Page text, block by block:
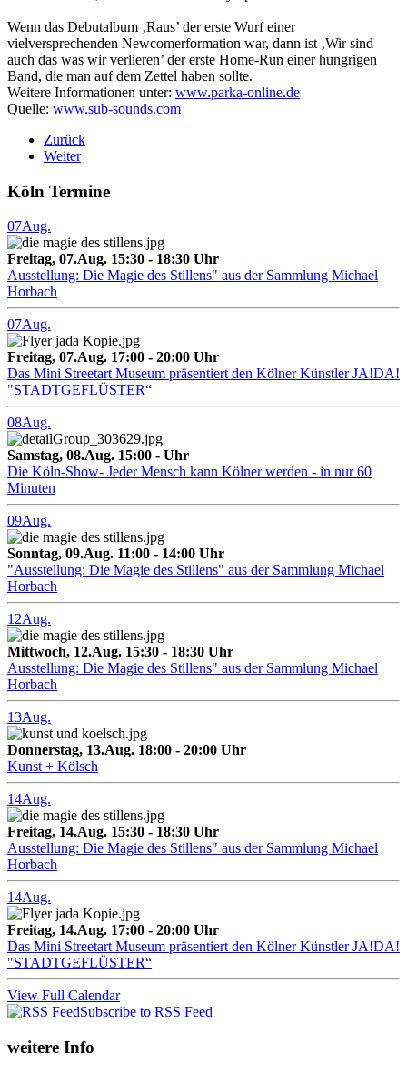
Wenn das Debutalbum ‚Raus’ der erste Wurf einer
vielversprechenden Newcomerformation war, dann ist ‚Wir sind
auch das was wir verlieren’ der erste Home-Run einer hungrigen
Band, die man auf dem Zettel haben sollte.
Weitere Informationen unter: www.parka-online.de
Quelle: www.sub-sounds.com
Zurück
Weiter
Köln Termine
07Aug.
Freitag, 07.Aug. 15:30 - 18:30 Uhr
Ausstellung: Die Magie des Stillens" aus der Sammlung Michael
Horbach
07Aug.
Freitag, 07.Aug. 17:00 - 20:00 Uhr
Das Mini Streetart Museum präsentiert den Kölner Künstler JA!DA!
"STADTGEFLÜSTER“
08Aug.
Samstag, 08.Aug. 15:00 - Uhr
Die Köln-Show- Jeder Mensch kann Kölner werden - in nur 60
Minuten
09Aug.
Sonntag, 09.Aug. 11:00 - 14:00 Uhr
"Ausstellung: Die Magie des Stillens" aus der Sammlung Michael
Horbach
12Aug.
Mittwoch, 12.Aug. 15:30 - 18:30 Uhr
Ausstellung: Die Magie des Stillens" aus der Sammlung Michael
Horbach
13Aug.
Donnerstag, 13.Aug. 18:00 - 20:00 Uhr
Kunst + Kölsch
14Aug.
Freitag, 14.Aug. 15:30 - 18:30 Uhr
Ausstellung: Die Magie des Stillens" aus der Sammlung Michael
Horbach
14Aug.
Freitag, 14.Aug. 17:00 - 20:00 Uhr
Das Mini Streetart Museum präsentiert den Kölner Künstler JA!DA!
"STADTGEFLÜSTER“
View Full Calendar
Subscribe to RSS Feed
weitere Info